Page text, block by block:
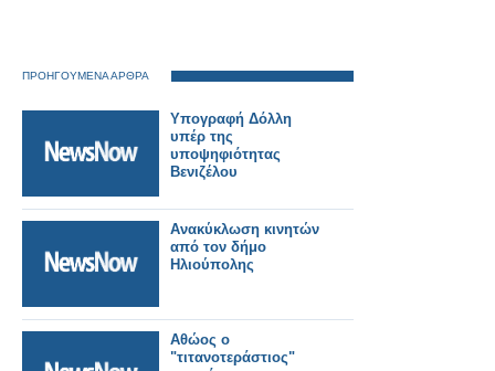
ΠΡΟΗΓΟΥΜΕΝΑ ΑΡΘΡΑ
Υπογραφή Δόλλη
υπέρ της
υποψηφιότητας
Βενιζέλου
Ανακύκλωση κινητών
από τον δήμο
Ηλιούπολης
Αθώος ο
"τιτανοτεράστιος"